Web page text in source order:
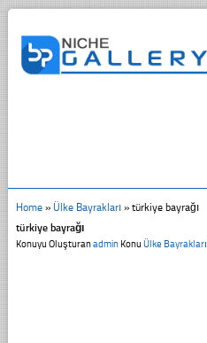
Home» Ülke Bayrakları» türkiye bayrağı
türkiye bayrağı
Konuyu OluşturanadminKonu Ülke Bayrakları